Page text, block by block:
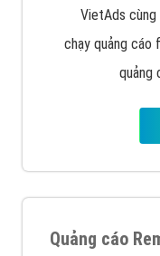
VietAds
chạy quảng cáo
quảng
Quảng cáo